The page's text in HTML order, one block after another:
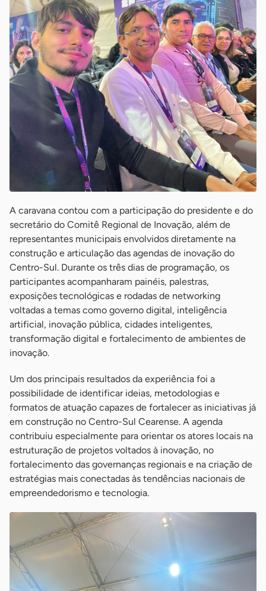
A caravana contou com a participação do presidente e do
secretário do Comitê Regional de Inovação, além de
representantes municipais envolvidos diretamente na
construção e articulação das agendas de inovação do
Centro-Sul. Durante os três dias de programação, os
participantes acompanharam painéis, palestras,
exposições tecnológicas e rodadas de networking
voltadas a temas como governo digital, inteligência
artificial, inovação pública, cidades inteligentes,
transformação digital e fortalecimento de ambientes de
inovação.
Um dos principais resultados da experiência foi a
possibilidade de identificar ideias, metodologias e
formatos de atuação capazes de fortalecer as iniciativas já
em construção no Centro-Sul Cearense. A agenda
contribuiu especialmente para orientar os atores locais na
estruturação de projetos voltados à inovação, no
fortalecimento das governanças regionais e na criação de
estratégias mais conectadas às tendências nacionais de
empreendedorismo e tecnologia.